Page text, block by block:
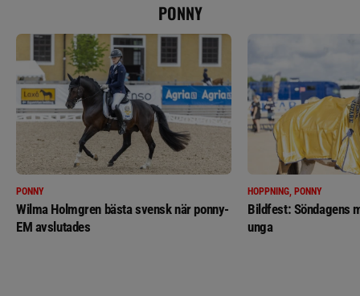
PONNY
PONNY
Wilma Holmgren bästa svensk när ponny-
EM avslutades
HOPPNING, PONNY
Bildfest: Söndagens
unga